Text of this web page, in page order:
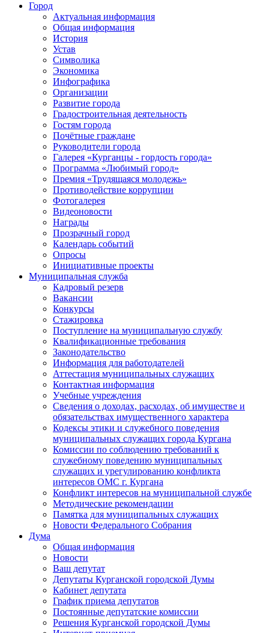
Город
Актуальная информация
Общая информация
История
Устав
Символика
Экономика
Инфографика
Организации
Развитие города
Градостроительная деятельность
Гостям города
Почётные граждане
Руководители города
Галерея «Курганцы - гордость города»
Программа «Любимый город»
Премия «Трудящаяся молодежь»
Противодействие коррупции
Фотогалерея
Видеоновости
Награды
Прозрачный город
Календарь событий
Опросы
Инициативные проекты
Муниципальная служба
Кадровый резерв
Вакансии
Конкурсы
Стажировка
Поступление на муниципальную службу
Квалификационные требования
Законодательство
Информация для работодателей
Аттестация муниципальных служащих
Контактная информация
Учебные учреждения
Сведения о доходах, расходах, об имуществе и
обязательствах имущественного характера
Кодексы этики и служебного поведения
муниципальных служащих города Кургана
Комиссии по соблюдению требований к
служебному поведению муниципальных
служащих и урегулированию конфликта
интересов ОМС г. Кургана
Конфликт интересов на муниципальной службе
Методические рекомендации
Памятка для муниципальных служащих
Новости Федерального Cобрания
Дума
Общая информация
Новости
Ваш депутат
Депутаты Курганской городской Думы
Кабинет депутата
График приема депутатов
Постоянные депутатские комиссии
Решения Курганской городской Думы